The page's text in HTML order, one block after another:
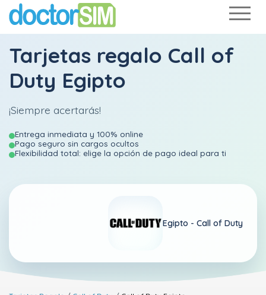
Tarjetas regalo Call of
Duty Egipto
¡Siempre acertarás!
Entrega inmediata y 100% online
Pago seguro sin cargos ocultos
Flexibilidad total: elige la opción de pago ideal para ti
Egipto - Call of Duty